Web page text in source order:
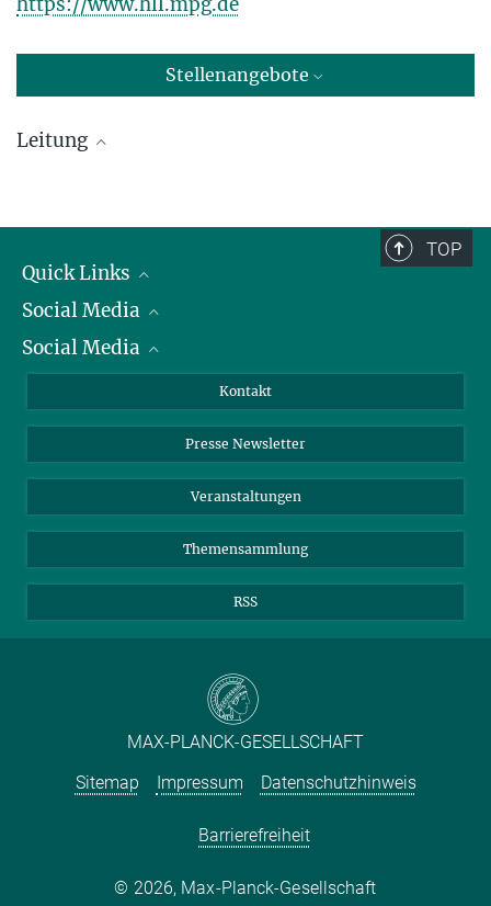
Stellenangebote
Leitung
caldwell@...
TOP
Quick Links
Präsident
Zahlen und Fakten
Meldestelle Fehlverhalten
Social Media
Bluesky
TikTok
Social Media
Instagram
YouTube
Kontakt
Presse Newsletter
Veranstaltungen
Themensammlung
RSS
MAX-PLANCK-GESELLSCHAFT
Sitemap
Impressum Datenschutzhinweis
Barrierefreiheit
2026, Max-Planck-Gesellschaft